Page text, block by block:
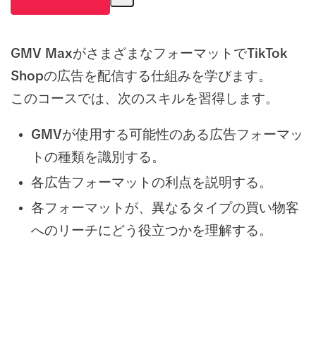
GMV MaxがさまざまなフォーマットでTikTok
Shopの広告を配信する仕組みを学びます。
このコースでは、次のスキルを習得します。
GMVが使用する可能性のある広告フォーマッ
トの種類を識別する。
各広告フォーマットの利点を説明する。
各フォーマットが、異なるタイプの買い物客
へのリーチにどう役立つかを理解する。